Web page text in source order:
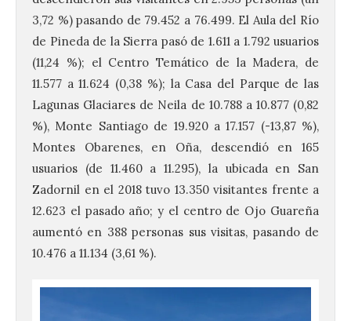
3,72 %) pasando de 79.452 a 76.499. El Aula del Río
de Pineda de la Sierra pasó de 1.611 a 1.792 usuarios
(11,24 %); el Centro Temático de la Madera, de
11.577 a 11.624 (0,38 %); la Casa del Parque de las
Lagunas Glaciares de Neila de 10.788 a 10.877 (0,82
%), Monte Santiago de 19.920 a 17.157 (-13,87 %),
Montes Obarenes, en Oña, descendió en 165
usuarios (de 11.460 a 11.295), la ubicada en San
Zadornil en el 2018 tuvo 13.350 visitantes frente a
12.623 el pasado año; y el centro de Ojo Guareña
aumentó en 388 personas sus visitas, pasando de
10.476 a 11.134 (3,61 %).